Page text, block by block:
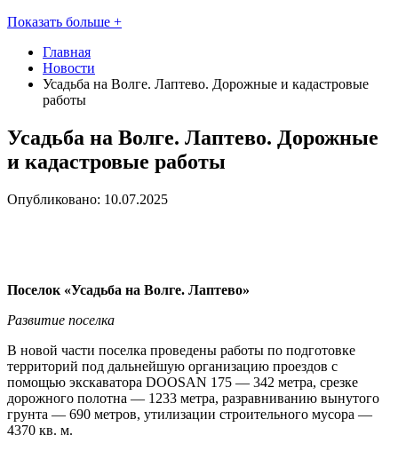
Показать больше +
Главная
Новости
Усадьба на Волге. Лаптево. Дорожные и кадастровые
работы
Усадьба на Волге. Лаптево. Дорожные
и кадастровые работы
Опубликовано: 10.07.2025
Поселок «Усадьба на Волге. Лаптево»
Развитие поселка
В новой части поселка проведены работы по подготовке
территорий под дальнейшую организацию проездов с
помощью экскаватора DOOSAN 175 — 342 метра, срезке
дорожного полотна — 1233 метра, разравниванию вынутого
грунта — 690 метров, утилизации строительного мусора —
4370 кв. м.